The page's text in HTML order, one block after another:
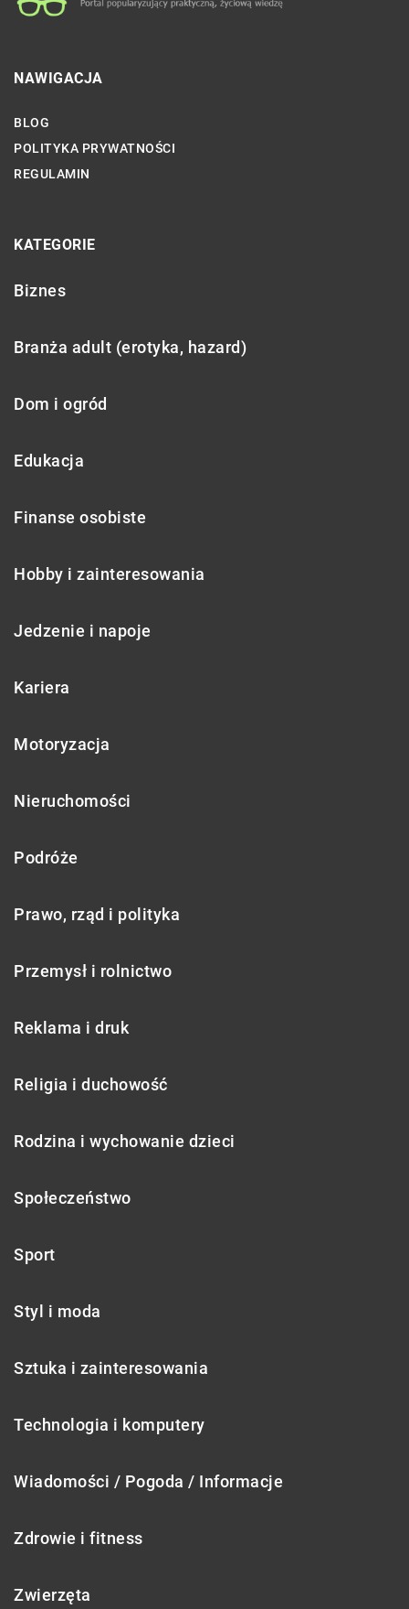
NAWIGACJA
BLOG
POLITYKA PRYWATNOŚCI
REGULAMIN
KATEGORIE
Biznes
Branża adult (erotyka, hazard)
Dom i ogród
Edukacja
Finanse osobiste
Hobby i zainteresowania
Jedzenie i napoje
Kariera
Motoryzacja
Nieruchomości
Podróże
Prawo, rząd i polityka
Przemysł i rolnictwo
Reklama i druk
Religia i duchowość
Rodzina i wychowanie dzieci
Społeczeństwo
Sport
Styl i moda
Sztuka i zainteresowania
Technologia i komputery
Wiadomości / Pogoda / Informacje
Zdrowie i fitness
Zwierzęta